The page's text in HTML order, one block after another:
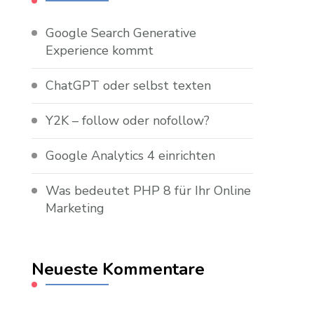
Google Search Generative
Experience kommt
ChatGPT oder selbst texten
Y2K – follow oder nofollow?
Google Analytics 4 einrichten
Was bedeutet PHP 8 für Ihr Online
Marketing
Neueste Kommentare